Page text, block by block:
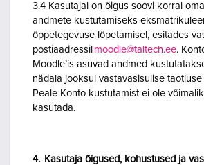
3.4 Kasutajal on õigus soovi korral
andmete kustutamiseks
õppetegevuse lõpetamisel, esitades
postiaadressil moodle@taltech.ee.
Moodle’is asuvad andmed
nädala jooksul vastavasisulise
Peale Konto kustutamist ei ole
kasutada.
4. Kasutaja õigused, kohustused ja